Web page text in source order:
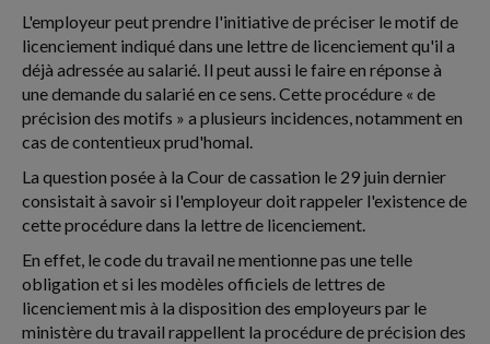
L'employeur peut prendre l'initiative de préciser le motif de
licenciement indiqué dans une lettre de licenciement qu'il a
déjà adressée au salarié. Il peut aussi le faire en réponse à
une demande du salarié en ce sens. Cette procédure « de
précision des motifs » a plusieurs incidences, notamment en
cas de contentieux prud'homal.
La question posée à la Cour de cassation le 29 juin dernier
consistait à savoir si l'employeur doit rappeler l'existence de
cette procédure dans la lettre de licenciement.
En effet, le code du travail ne mentionne pas une telle
obligation et si les modèles officiels de lettres de
licenciement mis à la disposition des employeurs par le
ministère du travail rappellent la procédure de précision des